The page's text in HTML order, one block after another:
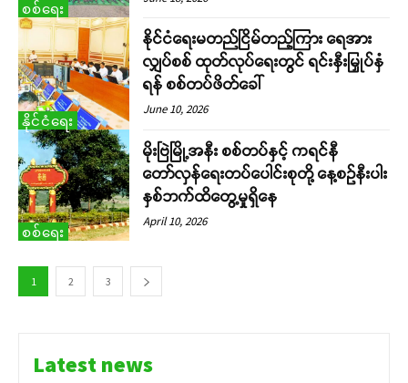
စစ်ရေး
နိုင်ငံရေး
နိုင်ငံရေးမတည်ငြိမ်တည့်ကြား ရေအား
လျှပ်စစ် ထုတ်လုပ်ရေးတွင် ရင်းနှီးမြှုပ်နှံ
ရန် စစ်တပ်ဖိတ်ခေါ်
June 10, 2026
စစ်ရေး
မိုးဗြဲမြို့အနီး စစ်တပ်နှင့် ကရင်နီ
တော်လှန်ရေးတပ်ပေါင်းစုတို့ နေ့စဉ်နီးပါး
နှစ်ဘက်ထိတွေ့မှုရှိနေ
April 10, 2026
1 2 3
Latest news